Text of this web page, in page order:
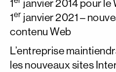
1
janvier 2014 pour le
1er janvier 2021 –
contenu Web
L’entreprise
les nouveaux sites